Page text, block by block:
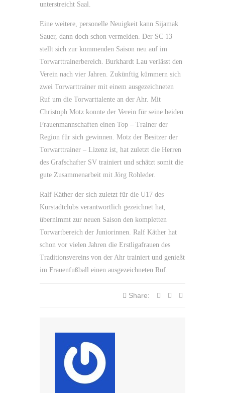
unterstreicht Saal.
Eine weitere, personelle Neuigkeit kann Sijamak
Sauer, dann doch schon vermelden. Der SC 13
stellt sich zur kommenden Saison neu auf im
Torwarttrainerbereich. Burkhardt Lau verlässt den
Verein nach vier Jahren. Zukünftig kümmern sich
zwei Torwarttrainer mit einem ausgezeichneten
Ruf um die Torwarttalente an der Ahr. Mit
Christoph Motz konnte der Verein für seine beiden
Frauenmannschaften einen Top – Trainer der
Region für sich gewinnen. Motz der Besitzer der
Torwarttrainer – Lizenz ist, hat zuletzt die Herren
des Grafschafter SV trainiert und schätzt somit die
gute Zusammenarbeit mit Jörg Rohleder.
Ralf Käther der sich zuletzt für die U17 des
Kurstadtclubs verantwortlich gezeichnet hat,
übernimmt zur neuen Saison den kompletten
Torwartbereich der Juniorinnen. Ralf Käther hat
schon vor vielen Jahren die Erstligafrauen des
Traditionsvereins von der Ahr trainiert und genießt
im Frauenfußball einen ausgezeichneten Ruf.
Share: